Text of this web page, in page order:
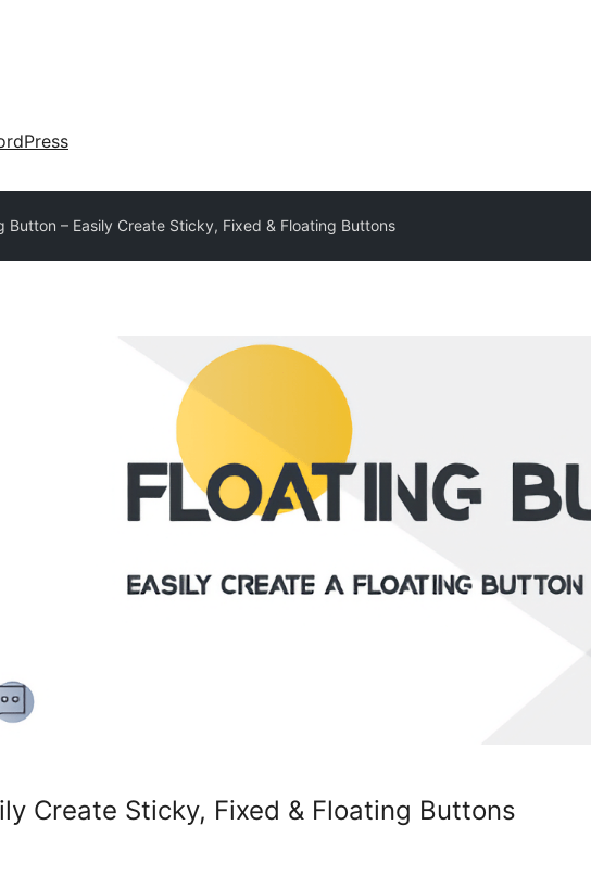
Button – Easily Create Sticky, Fixed & Floating Buttons
Create Sticky, Fixed & Floating Buttons